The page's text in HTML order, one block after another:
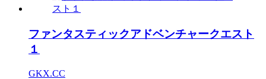
ファンタスティックアドベンチャークエスト
１
GKX.CC